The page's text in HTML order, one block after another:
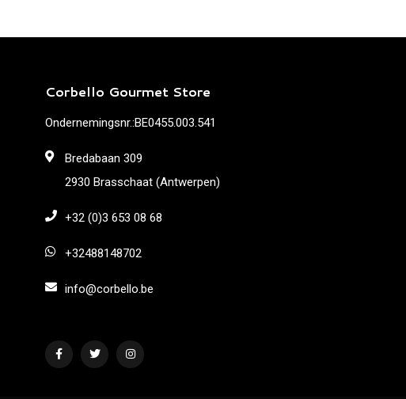
Corbello Gourmet Store
Ondernemingsnr.:BE0455.003.541
Bredabaan 309
2930 Brasschaat (Antwerpen)
+32 (0)3 653 08 68
+32488148702
info@corbello.be